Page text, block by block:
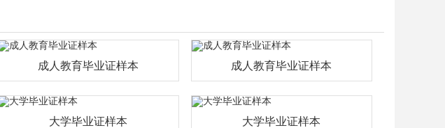
成人教育毕业证样本 成人教育毕业证样本
大学毕业证样本 大学毕业证样本